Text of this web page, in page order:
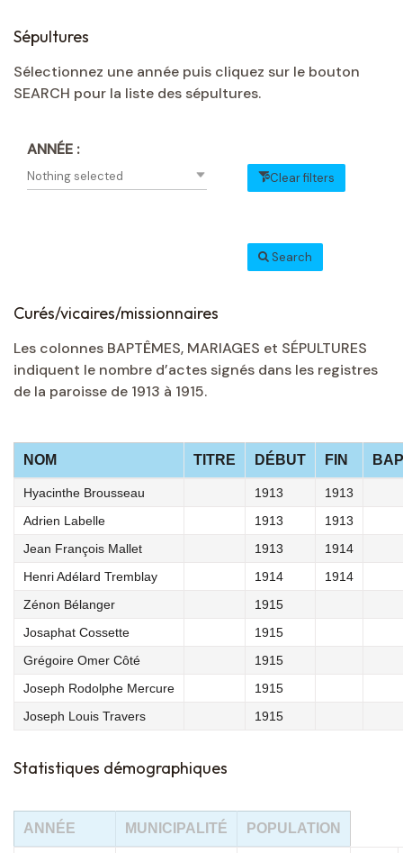
Sépultures
Sélectionnez une année puis cliquez sur le bouton
SEARCH pour la liste des sépultures.
ANNÉE :
Nothing selected Clear filters
Search
Curés/vicaires/missionnaires
Les colonnes BAPTÊMES, MARIAGES et SÉPULTURES
indiquent le nombre d’actes signés dans les registres
de la paroisse de 1913 à 1915.
NOM TITRE DÉBUT FIN
Hyacinthe Brousseau 1913
1913
Adrien Labelle
1913
1913
Jean François Mallet
1913
1914
Henri Adélard Tremblay
1914
1914
Zénon Bélanger
1915
Josaphat Cossette
1915
Grégoire Omer Côté
1915
Joseph Rodolphe Mercure
1915
Joseph Louis Travers
1915
Statistiques démographiques
ANNÉE MUNICIPALITÉ POPULATION